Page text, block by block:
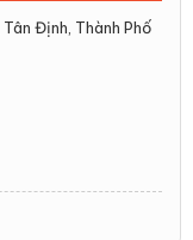
Định, Thành Phố